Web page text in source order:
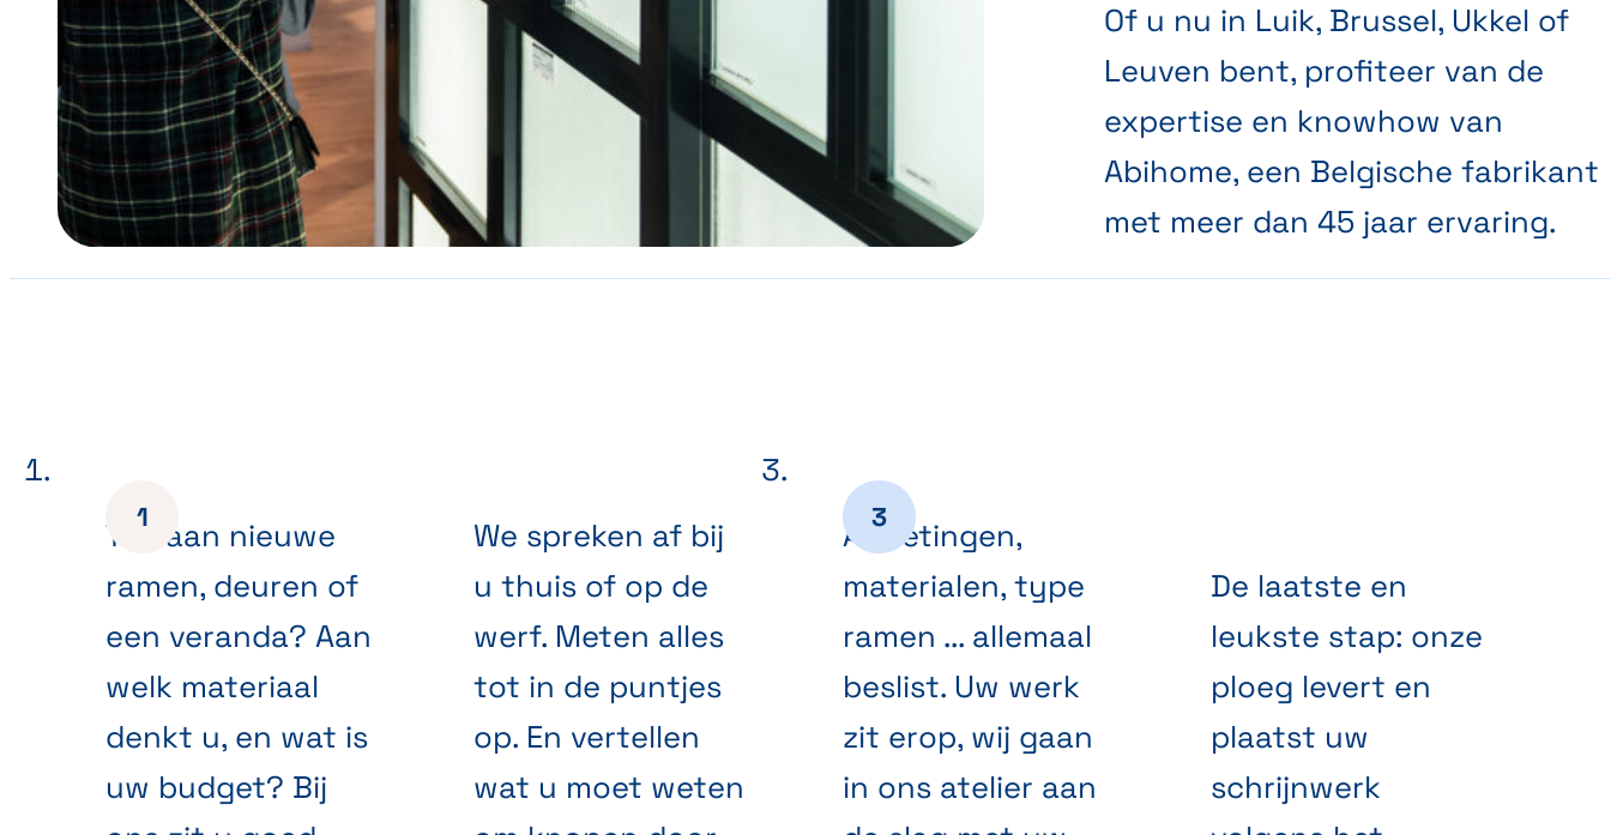
Of u nu in Luik, Brussel, Ukkel of
Leuven bent, profiteer van de
expertise en knowhow van
Abihome, een Belgische fabrikant
met meer dan 45 jaar ervaring.
Toe aan nieuwe
ramen, deuren of
een veranda? Aan
welk materiaal
denkt u, en wat is
uw budget? Bij
We spreken af bij
u thuis of op de
werf. Meten alles
tot in de puntjes
op. En vertellen
wat u moet weten
Afmetingen,
materialen, type
ramen ... allemaal
beslist. Uw werk
zit erop, wij gaan
in ons atelier aan
De laatste en
leukste stap: onze
ploeg levert en
plaatst uw
schrijnwerk